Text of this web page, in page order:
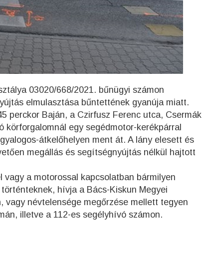
03020/668/2021. bűnügyi számon
elmulasztása bűntettének gyanúja miatt.
perckor Baján, a Czirfusz Ferenc utca, Csermák
körforgalomnál egy segédmotor-kerékpárral
átkelőhelyen ment át. A lány elesett és
megállás és segítségnyújtás nélkül hajtott
a motorossal kapcsolatban bármilyen
hívja a Bács-Kiskun Megyei
vagy névtelensége megőrzése mellett tegyen
illetve a 112-es segélyhívó számon.